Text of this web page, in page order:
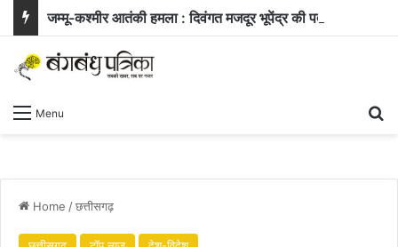
Menu
Home /छत्तीसगढ़